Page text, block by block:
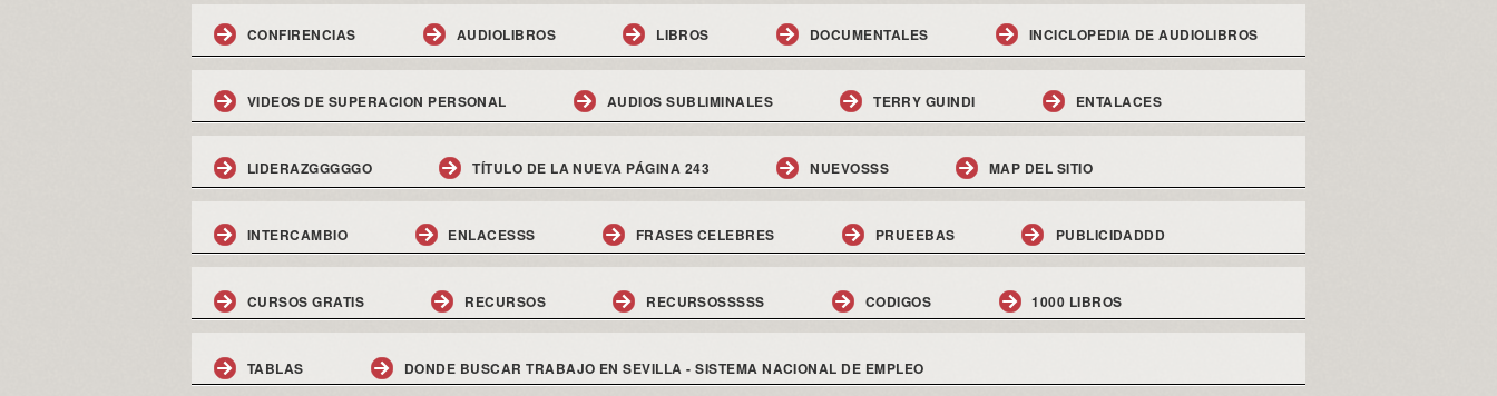
CONFIRENCIAS AUDIOLIBROS LIBROS DOCUMENTALES INCICLOPEDIA DE AUDIOLIBROS
VIDEOS DE SUPERACION PERSONAL AUDIOS SUBLIMINALES TERRY GUINDI ENTALACES
LIDERAZGGGGGO TÍTULO DE LA NUEVA PÁGINA 243 NUEVOSSS MAP DEL SITIO
INTERCAMBIO ENLACESSS FRASES CELEBRES PRUEEBAS PUBLICIDADDD
CURSOS GRATIS RECURSOS RECURSOSSSSS CODIGOS 1000 LIBROS
TABLAS DONDE BUSCAR TRABAJO EN SEVILLA - SISTEMA NACIONAL DE EMPLEO